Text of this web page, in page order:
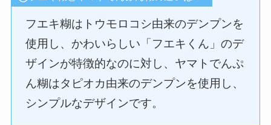
フエキ糊はトウモロコシ由来のデンプンを
使用し、かわいらしい「フエキくん」のデ
ザインが特徴的なのに対し、ヤマトでんぷ
ん糊はタピオカ由来のデンプンを使用し、
シンプルなデザインです。